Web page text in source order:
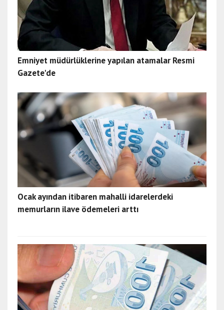
Emniyet müdürlüklerine yapılan atamalar Resmi
Gazete'de
Ocak ayından itibaren mahalli idarelerdeki
memurların ilave ödemeleri arttı